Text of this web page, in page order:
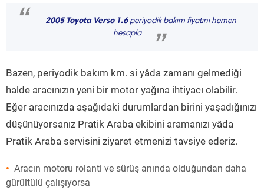
“ 2005 Toyota Verso 1.6periyodik bakım fiyatını hemen
hesapla
”
Bazen, periyodik bakım km. si yâda zamanı gelmediği
halde aracınızın yeni bir motor yağına ihtiyacı olabilir.
Eğer aracınızda aşağıdaki durumlardan birini yaşadığınızı
düşünüyorsanız Pratik Araba ekibini aramanızı yâda
Pratik Araba servisini ziyaret etmenizi tavsiye ederiz.
Aracın motoru rolanti ve sürüş anında olduğundan daha
gürültülü çalışıyorsa